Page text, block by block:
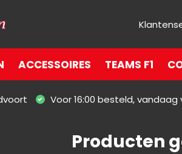
ACCESSOIRES TEAMS F1
Voor 16:00 besteld, vandaag
Producten